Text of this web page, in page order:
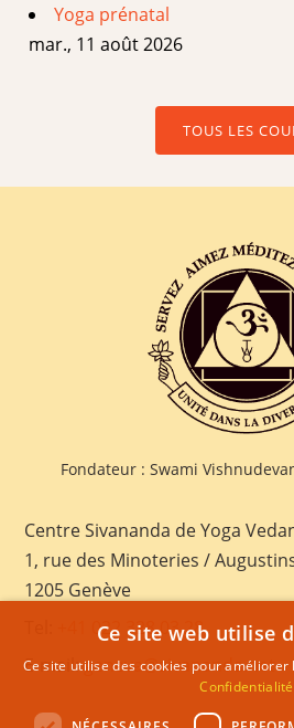
Yoga prénatal
mar., 11 août 2026
TOUS LES
Fondateur : Swami
Centre Sivananda de Yoga
1, rue des Minoteries /
1205 Genève
+41 022 328 03 28
E-mail:geneva@sivananda.net
Ce site web utilise
Ce site utilise des cookies pour
Confidentialité